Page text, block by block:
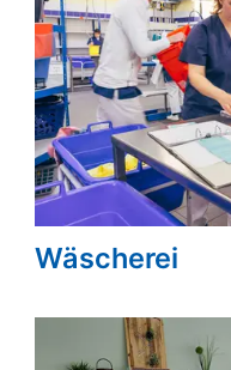
Wäscherei